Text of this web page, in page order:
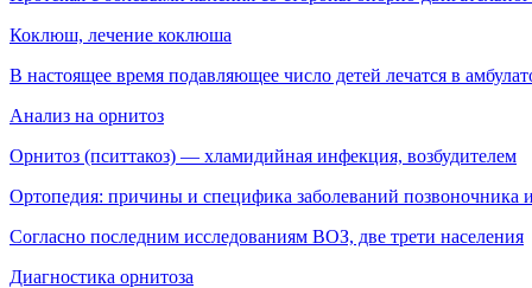
Коклюш, лечение коклюша
В настоящее время подавляющее число детей лечатся в
Анализ на орнитоз
Орнитоз (пситтакоз) — хламидийная инфекция, воз­будителем
Ортопедия: причины и специфика заболеваний позвоночника и
Согласно последним исследованиям ВОЗ, две трети населения
Диагностика орнитоза